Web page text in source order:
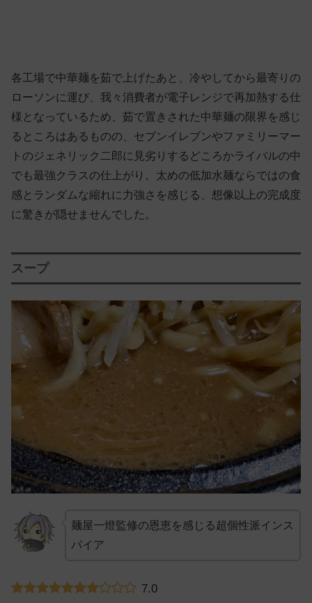
各工場で中華麺を茹で上げたあと、冷やしてから最寄りの
ローソンに運び、我々消費者が電子レンジで再加熱する仕
様となっているため、茹で置きされた中華麺の限界を感じ
るところはあるものの、セブンイレブンやファミリーマー
トのジェネリック二郎に見劣りするどころかライバルの中
でも最強クラスの仕上がり。太めの低加水麺ならではの食
感とランダムな縮れに力強さを感じる、想像以上の完成度
に驚きが隠せませんでした。
スープ
麺屋一燈監修の恩恵を感じる超個性派インス
パイア
7.0